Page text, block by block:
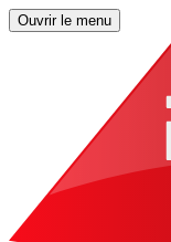
Ouvrir le menu